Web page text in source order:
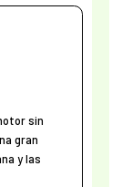
sin
gran
y las